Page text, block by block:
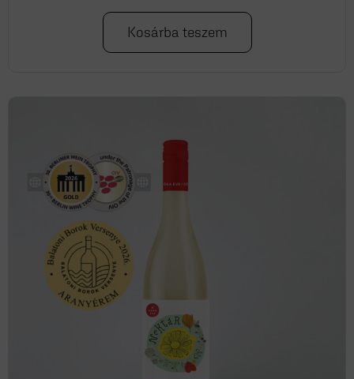
Kosárba teszem